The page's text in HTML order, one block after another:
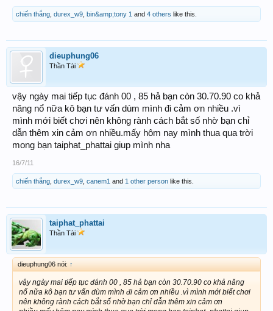
chiến thắng durex_w9 bin&amp;tony 1 and 4 others like this.
dieuphung06
Thần Tài
vậy ngày mai tiếp tục đánh 00 , 85 hả bạn còn 30.70.90 co khả
năng nổ nữa kô bạn tư vấn dùm mình đi cảm ơn nhiều .vì
mình mới biết chơi nên không rành cách bắt số nhờ bạn chỉ
dẫn thêm xin cảm ơn nhiều.mấy hôm nay mình thua qua trời
mong bạn taiphat_phattai giup mình nha
16/7/11
chiến thắng durex_w9 canem1 and 1 other person like this.
taiphat_phattai
Thần Tài
dieuphung06 nói: ↑
vậy ngày mai tiếp tục đánh 00 , 85 hả bạn còn 30.70.90 co khả năng
nổ nữa kô bạn tư vấn dùm mình đi cảm ơn nhiều .vì mình mới biết chơi
nên không rành cách bắt số nhờ bạn chỉ dẫn thêm xin cảm ơn